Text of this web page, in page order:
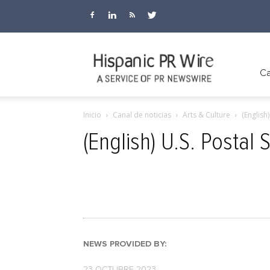
Inicio Canal de noticias Arts & Culture
(English) U.S. Postal
NEWS PROVIDED BY: